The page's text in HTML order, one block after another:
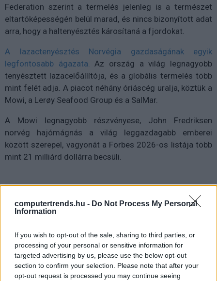
computertrends.hu - Do Not Process My Personal
Information
If you wish to opt-out of the sale, sharing to third parties, or
processing of your personal or sensitive information for
targeted advertising by us, please use the below opt-out
section to confirm your selection. Please note that after your
opt-out request is processed you may continue seeing
Federation szerint a termelés jelenleg is a természet
eltartóképességén belül marad, és nincs bizonyított adat
arra, hogy a haltenyésztés károsítaná a fjordokat.
A lazactenyésztés Norvégia gazdaságának egyik
legfontosabb ágazata.
Az ország a világ legnagyobb
tenyésztett lazacelőállítója, és a globális termelés több
mint felét adja. A piacot néhány óriáscég uralja, köztük a
Mowi, a Lerøy Seafood Group és a SalMar.
A Mowi legnagyobb részvényese, John Fredriksen
norvég hajómágnás a világ leggazdagabb emberei
között szerepel, vagyonát a Forbes 2026-os listája több
mint 21 milliárd dollárra becsüli.
Diákok a munkaerőpiacon: Így formálják a 2026-os
trendeket a fiatalok elvárásai (X)
A diákoknak már nem elég a magas órabér,
Címkék: #norvég #lazac #john fredriksen
#mowi